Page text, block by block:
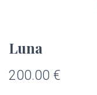
Luna
200.00 €